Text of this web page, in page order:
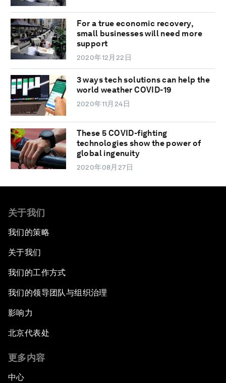
For a true economic recovery,
small businesses will need more
support
2020年12月22日
3 ways tech solutions can help the
world weather COVID-19
2020年11月24日
These 5 COVID-fighting
technologies show the power of
global ingenuity
2020年08月27日
关于我们
我们的策略
关于我们
我们的工作方式
我们的领导团队与组织治理
影响力
北京代表处
更多内容
中心